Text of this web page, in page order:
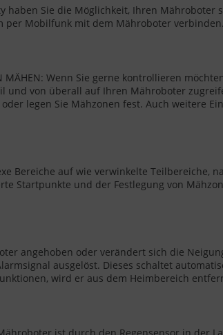
haben Sie die Möglichkeit, Ihren
per Mobilfunk mit dem Mähroboter verbinden.
MÄHEN: Wenn Sie gerne kontrollieren
und von überall auf Ihren Mähroboter
legen Sie Mähzonen fest. Auch weitere
Bereiche auf wie verwinkelte
Startpunkte und der Festlegung von
angehoben oder verändert sich die
ausgelöst. Dieses schaltet
wird er aus dem Heimbereich